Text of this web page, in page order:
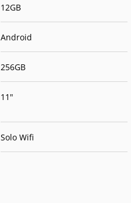
12GB
Android
256GB
11"
Solo Wifi